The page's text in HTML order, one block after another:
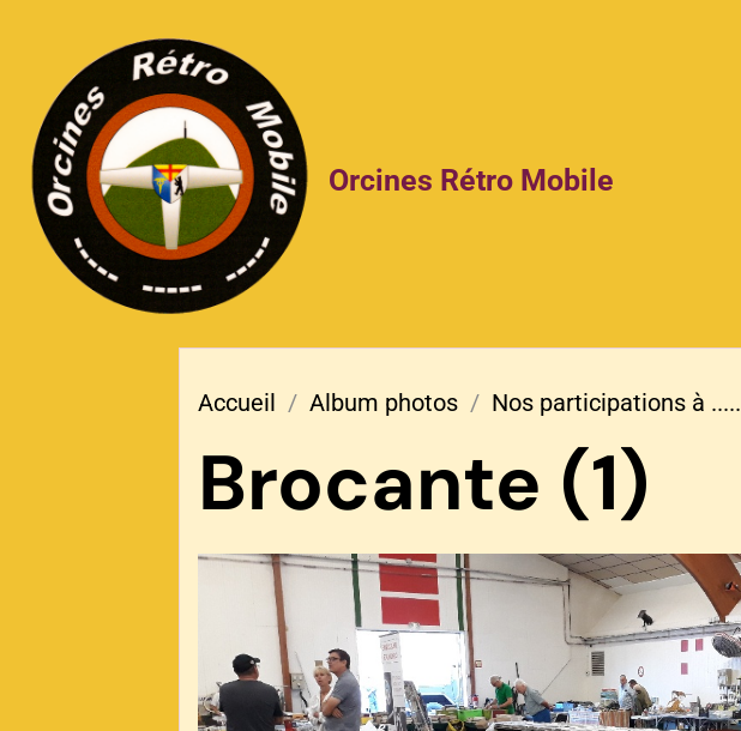
Orcines Rétro Mobile
Accueil Album photos Nos participations à .....
Brocante (1)